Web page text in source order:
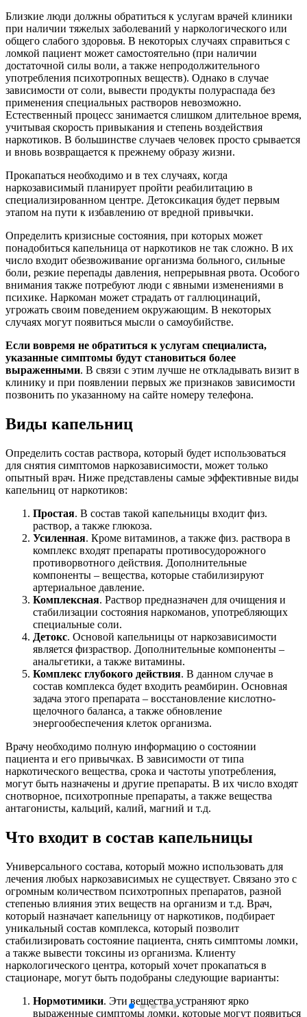
Близкие люди должны обратиться к услугам врачей клиники
при наличии тяжелых заболеваний у наркологического или
общего слабого здоровья. В некоторых случаях справиться с
ломкой пациент может самостоятельно (при наличии
достаточной силы воли, а также непродолжительного
употребления психотропных веществ). Однако в случае
зависимости от соли, вывести продукты полураспада без
применения специальных растворов невозможно.
Естественный процесс занимается слишком длительное время,
учитывая скорость привыкания и степень воздействия
наркотиков. В большинстве случаев человек просто срывается
и вновь возвращается к прежнему образу жизни.
Прокапаться необходимо и в тех случаях, когда
наркозависимый планирует пройти реабилитацию в
специализированном центре. Детоксикация будет первым
этапом на пути к избавлению от вредной привычки.
Определить кризисные состояния, при которых может
понадобиться капельница от наркотиков не так сложно. В их
число входит обезвоживание организма больного, сильные
боли, резкие перепады давления, непрерывная рвота. Особого
внимания также потребуют люди с явными изменениями в
психике. Наркоман может страдать от галлюцинаций,
угрожать своим поведением окружающим. В некоторых
случаях могут появиться мысли о самоубийстве.
Если вовремя не обратиться к услугам специалиста,
указанные симптомы будут становиться более
выраженными. В связи с этим лучше не откладывать визит в
клинику и при появлении первых же признаков зависимости
позвонить по указанному на сайте номеру телефона.
Виды капельниц
Определить состав раствора, который будет использоваться
для снятия симптомов наркозависимости, может только
опытный врач. Ниже представлены самые эффективные виды
капельниц от наркотиков:
Простая. В состав такой капельницы входит физ.
раствор, а также глюкоза.
Усиленная. Кроме витаминов, а также физ. раствора в
комплекс входят препараты противосудорожного
противорвотного действия. Дополнительные
компоненты – вещества, которые стабилизируют
артериальное давление.
Комплексная. Раствор предназначен для очищения и
стабилизации состояния наркоманов, употребляющих
специальные соли.
Детокс. Основой капельницы от наркозависимости
является физраствор. Дополнительные компоненты –
анальгетики, а также витамины.
Комплекс глубокого действия. В данном случае в
состав комплекса будет входить реамбирин. Основная
задача этого препарата – восстановление кислотно-
щелочного баланса, а также обновление
энергообеспечения клеток организма.
Врачу необходимо полную информацию о состоянии
пациента и его привычках. В зависимости от типа
наркотического вещества, срока и частоты употребления,
могут быть назначены и другие препараты. В их число входят
снотворное, психотропные препараты, а также вещества
антагонисты, кальций, калий, магний и т.д.
Что входит в состав капельницы
Универсального состава, который можно использовать для
лечения любых наркозависимых не существует. Связано это с
огромным количеством психотропных препаратов, разной
степенью влияния этих веществ на организм и т.д. Врач,
который назначает капельницу от наркотиков, подбирает
уникальный состав комплекса, который позволит
стабилизировать состояние пациента, снять симптомы ломки,
а также вывести токсины из организма. Клиенту
наркологического центра, который хочет прокапаться в
стационаре, могут быть подобраны следующие варианты:
Нормотимики. Эти вещества устраняют ярко
выраженные симптомы ломки, которые могут появиться